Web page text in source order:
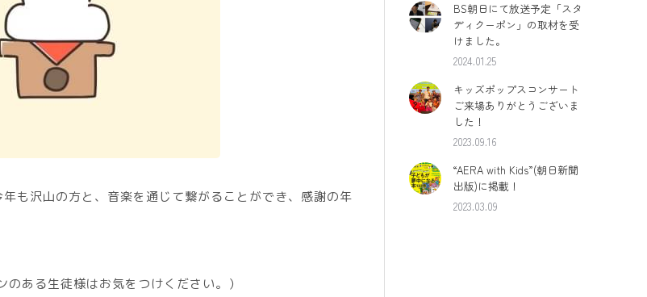
も沢山の方と、音楽を通じて繋がることができ、感謝の年
ある生徒様はお気をつけください。）
BS朝日にて放送予定「スタ
ディクーポン」の取材を受
けました。
2024.01.25
キッズポップスコンサート
ご来場ありがとうございま
した！
2023.09.16
“AERA with Kids”(朝日新聞
出版)に掲載！
2023.03.09